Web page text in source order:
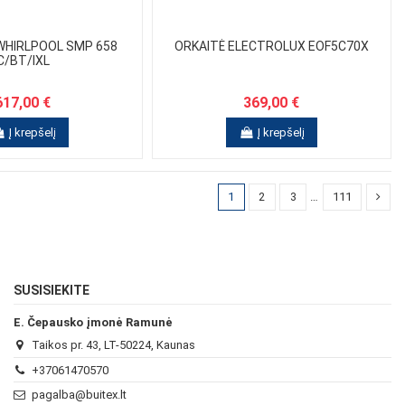
SMP 658
BT/IXL
€
Į krepšelį
ORKAITĖ ELECTROLUX EOF5C70X
369,00 €
Į krepšelį
1 2 3 111
SUSISIEKITE
E. Čepausko įmonė Ramunė
Taikos pr. 43, LT-50224, Kaunas
+37061470570
pagalba@buitex.lt